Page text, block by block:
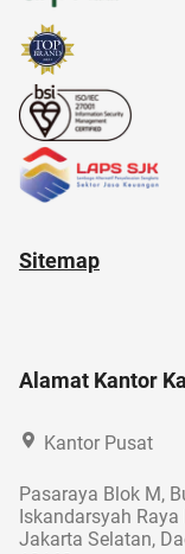
Sitemap
Alamat Kantor
Kantor Pusat
Pasaraya Blok M,
Iskandarsyah Raya
Jakarta Selatan,